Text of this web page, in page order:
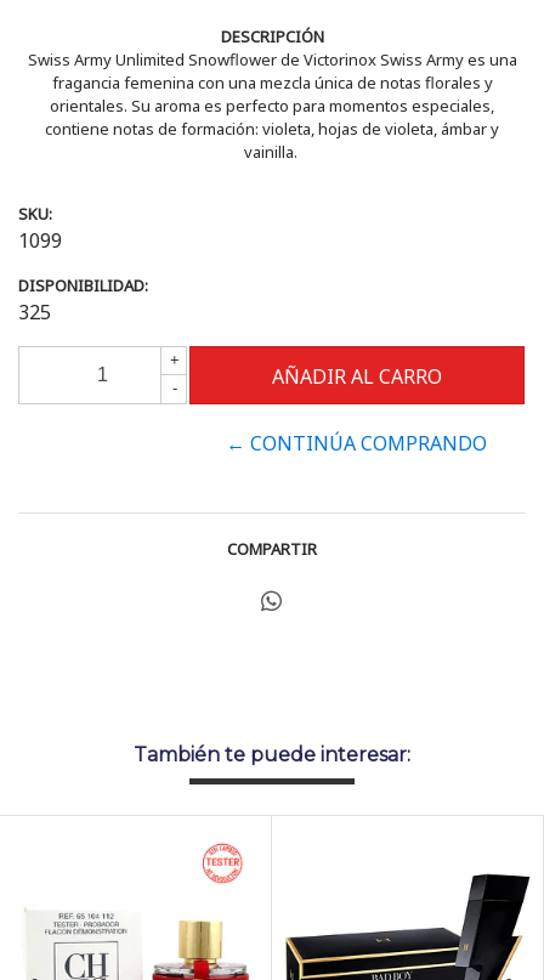
DESCRIPCIÓN
Swiss Army Unlimited Snowflower de Victorinox Swiss Army es una
fragancia femenina con una mezcla única de notas florales y
orientales. Su aroma es perfecto para momentos especiales,
contiene notas de formación: violeta, hojas de violeta, ámbar y
vainilla.
SKU:
1099
DISPONIBILIDAD:
325
+
-
← CONTINÚA COMPRANDO
COMPARTIR
También te puede interesar: